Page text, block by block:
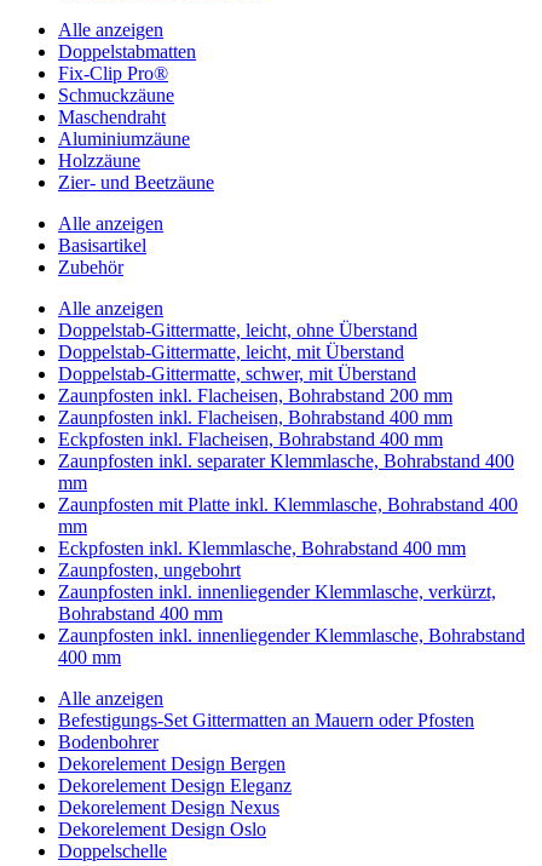
Alle anzeigen
Doppelstabmatten
Fix-Clip Pro®
Schmuckzäune
Maschendraht
Aluminiumzäune
Holzzäune
Zier- und Beetzäune
Alle anzeigen
Basisartikel
Zubehör
Alle anzeigen
Doppelstab-Gittermatte, leicht, ohne Überstand
Doppelstab-Gittermatte, leicht, mit Überstand
Doppelstab-Gittermatte, schwer, mit Überstand
Zaunpfosten inkl. Flacheisen, Bohrabstand 200 mm
Zaunpfosten inkl. Flacheisen, Bohrabstand 400 mm
Eckpfosten inkl. Flacheisen, Bohrabstand 400 mm
Zaunpfosten inkl. separater Klemmlasche, Bohrabstand 400
mm
Zaunpfosten mit Platte inkl. Klemmlasche, Bohrabstand 400
mm
Eckpfosten inkl. Klemmlasche, Bohrabstand 400 mm
Zaunpfosten, ungebohrt
Zaunpfosten inkl. innenliegender Klemmlasche, verkürzt,
Bohrabstand 400 mm
Zaunpfosten inkl. innenliegender Klemmlasche, Bohrabstand
400 mm
Alle anzeigen
Befestigungs-Set Gittermatten an Mauern oder Pfosten
Bodenbohrer
Dekorelement Design Bergen
Dekorelement Design Eleganz
Dekorelement Design Nexus
Dekorelement Design Oslo
Doppelschelle